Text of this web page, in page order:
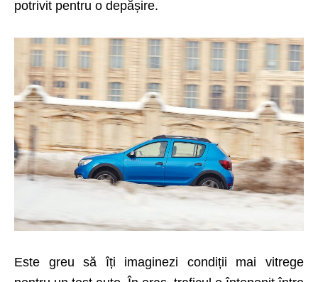
potrivit pentru o depășire.
Este greu să îți imaginezi condiții mai vitrege